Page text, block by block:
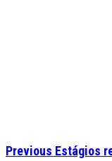
Previous Estágios